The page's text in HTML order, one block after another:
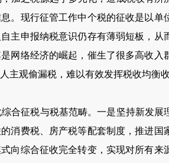
。现行征管工作中个税的征收是以
主申报纳税意识仍存有薄弱短板，
网络经济的崛起，催生了很多高收
主观偷漏税，难以有效发挥税收均衡
征税与税基范畴。一是坚持新发展
消费税、房产税等配套制度，推进
向综合征收完全转变，实现对所有